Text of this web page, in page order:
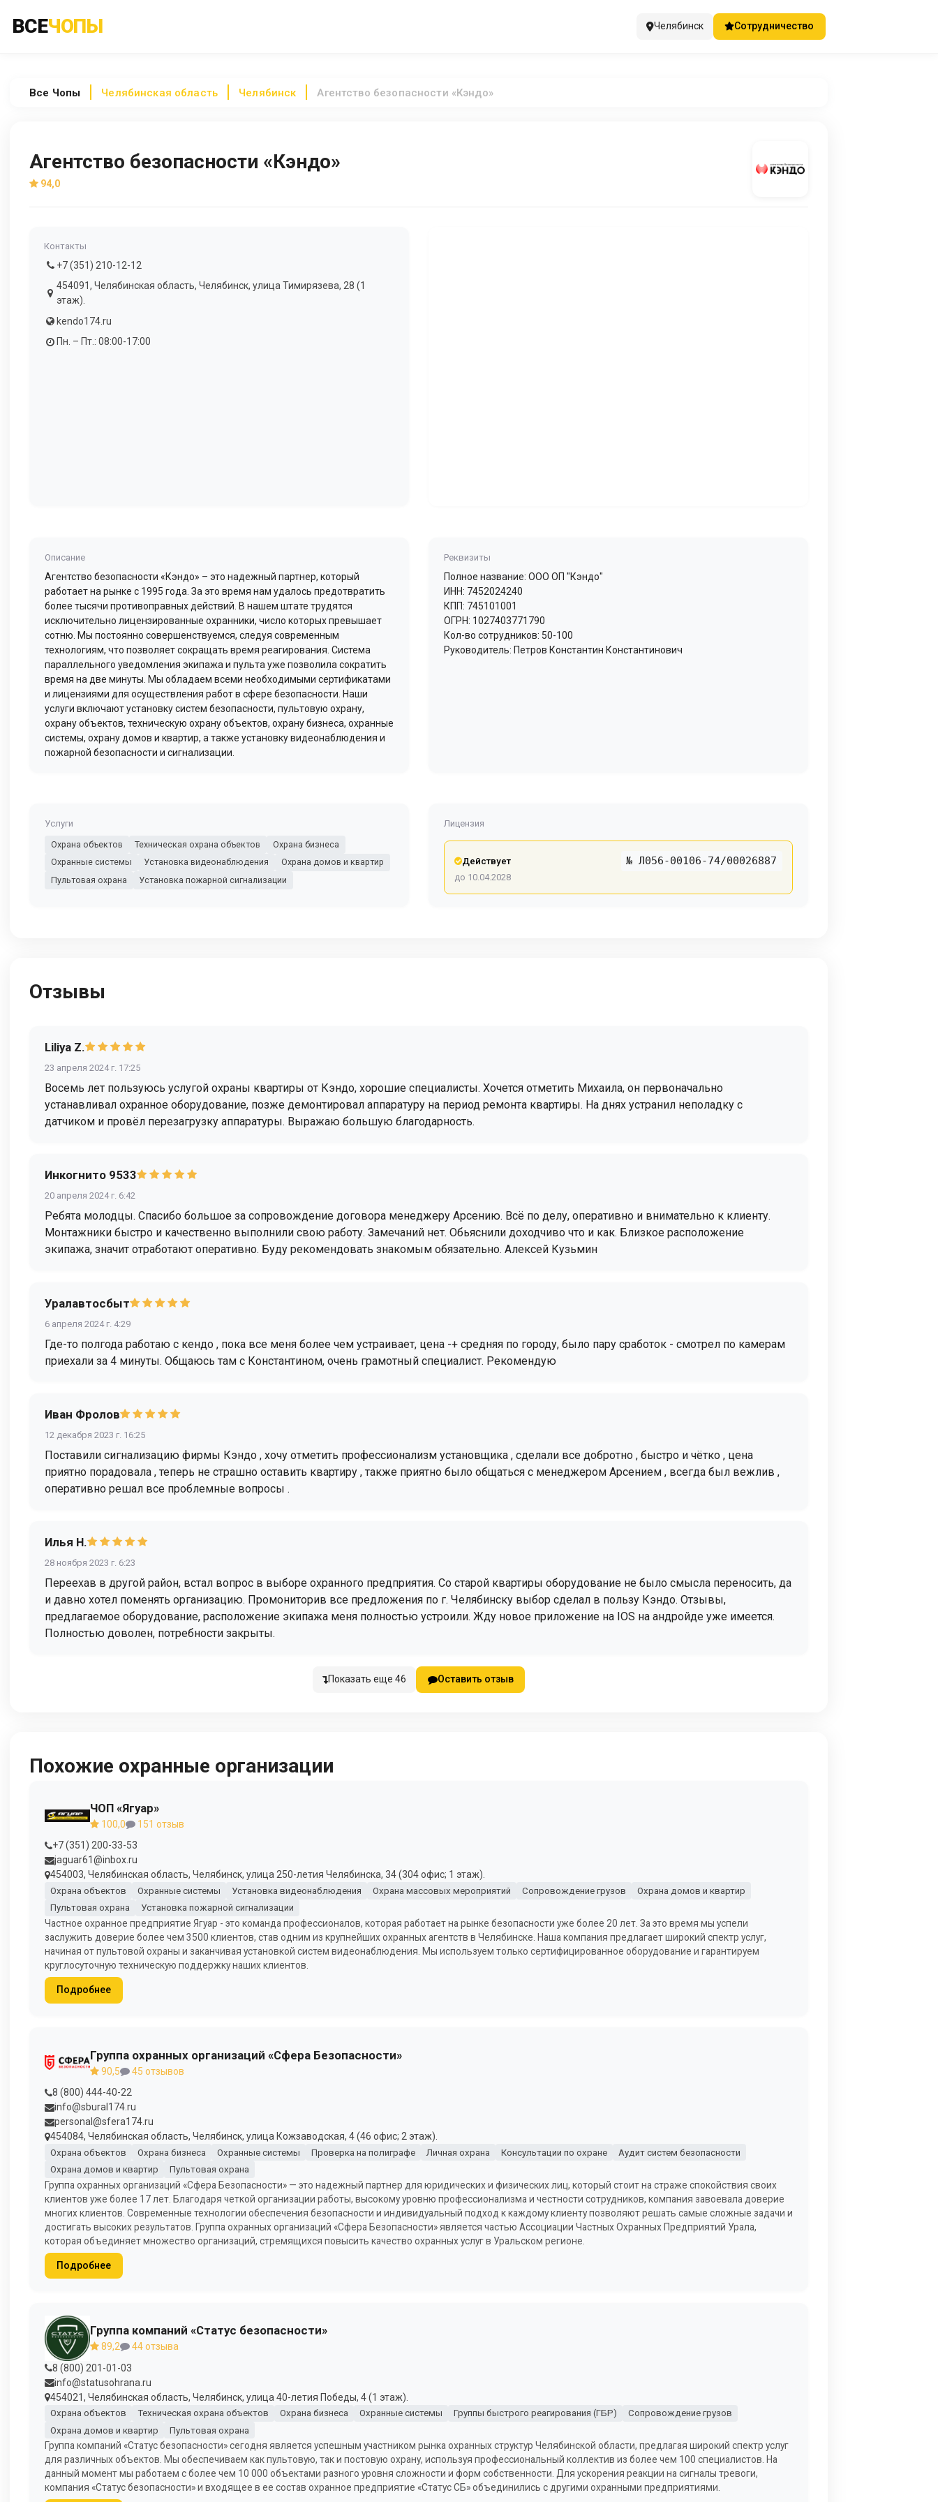
ВСЕЧОПЫ Челябинск Сотрудничество
Все Чопы Челябинская область Челябинск Агентство безопасности «Кэндо»
Агентство безопасности «Кэндо»
94,0
Контакты
+7 (351) 210-12-12
454091, Челябинская область, Челябинск, улица Тимирязева, 28 (1
этаж).
kendo174.ru
Пн. – Пт.: 08:00-17:00
Описание
Агентство безопасности «Кэндо» – это надежный партнер, который
работает на рынке с 1995 года. За это время нам удалось предотвратить
более тысячи противоправных действий. В нашем штате трудятся
исключительно лицензированные охранники, число которых превышает
сотню. Мы постоянно совершенствуемся, следуя современным
технологиям, что позволяет сокращать время реагирования. Система
параллельного уведомления экипажа и пульта уже позволила сократить
время на две минуты. Мы обладаем всеми необходимыми сертификатами
и лицензиями для осуществления работ в сфере безопасности. Наши
услуги включают установку систем безопасности, пультовую охрану,
охрану объектов, техническую охрану объектов, охрану бизнеса, охранные
системы, охрану домов и квартир, а также установку видеонаблюдения и
пожарной безопасности и сигнализации.
Реквизиты
Полное название: ООО ОП "Кэндо"
ИНН: 7452024240
КПП: 745101001
ОГРН: 1027403771790
Кол-во сотрудников: 50-100
Руководитель: Петров Константин Константинович
Услуги
Охрана объектов
Техническая охрана объектов
Охрана бизнеса
Охранные системы
Установка видеонаблюдения
Охрана домов и квартир
Пультовая охрана
Установка пожарной сигнализации
Лицензия
Действует № Л056-00106-74/00026887
до 10.04.2028
Отзывы
Liliya Z.
23 апреля 2024 г. 17:25
Восемь лет пользуюсь услугой охраны квартиры от Кэндо, хорошие специалисты. Хочется отметить Михаила, он первоначально
устанавливал охранное оборудование, позже демонтировал аппаратуру на период ремонта квартиры. На днях устранил неполадку с
датчиком и провёл перезагрузку аппаратуры. Выражаю большую благодарность.
Инкогнито 9533
20 апреля 2024 г. 6:42
Ребята молодцы. Спасибо большое за сопровождение договора менеджеру Арсению. Всё по делу, оперативно и внимательно к клиенту.
Монтажники быстро и качественно выполнили свою работу. Замечаний нет. Обьяснили доходчиво что и как. Близкое расположение
экипажа, значит отработают оперативно. Буду рекомендовать знакомым обязательно. Алексей Кузьмин
Уралавтосбыт
6 апреля 2024 г. 4:29
Где-то полгода работаю с кендо , пока все меня более чем устраивает, цена -+ средняя по городу, было пару сработок - смотрел по камерам
приехали за 4 минуты. Общаюсь там с Константином, очень грамотный специалист. Рекомендую
Иван Фролов
12 декабря 2023 г. 16:25
Поставили сигнализацию фирмы Кэндо , хочу отметить профессионализм установщика , сделали все добротно , быстро и чётко , цена
приятно порадовала , теперь не страшно оставить квартиру , также приятно было общаться с менеджером Арсением , всегда был вежлив ,
оперативно решал все проблемные вопросы .
Илья Н.
28 ноября 2023 г. 6:23
Переехав в другой район, встал вопрос в выборе охранного предприятия. Со старой квартиры оборудование не было смысла переносить, да
и давно хотел поменять организацию. Промониторив все предложения по г. Челябинску выбор сделал в пользу Кэндо. Отзывы,
предлагаемое оборудование, расположение экипажа меня полностью устроили. Жду новое приложение на IOS на андройде уже имеется.
Полностью доволен, потребности закрыты.
Показать еще 46 Оставить отзыв
Похожие охранные организации
ЧОП «Ягуар»
100,0
151 отзыв
+7 (351) 200-33-53
jaguar61@inbox.ru
454003, Челябинская область, Челябинск, улица 250-летия Челябинска, 34 (304 офис; 1 этаж).
Охрана объектов Охранные системы Установка видеонаблюдения Охрана массовых мероприятий Сопровождение грузов
Охрана домов и квартир
Пультовая охрана
Установка пожарной сигнализации
Частное охранное предприятие Ягуар - это команда профессионалов, которая работает на рынке безопасности уже более 20 лет. За это время мы успели
заслужить доверие более чем 3500 клиентов, став одним из крупнейших охранных агентств в Челябинске. Наша компания предлагает широкий спектр услуг,
начиная от пультовой охраны и заканчивая установкой систем видеонаблюдения. Мы используем только сертифицированное оборудование и гарантируем
круглосуточную техническую поддержку наших клиентов.
Подробнее
Группа охранных организаций «Сфера Безопасности»
90,5
45 отзывов
8 (800) 444-40-22
info@sbural174.ru
personal@sfera174.ru
454084, Челябинская область, Челябинск, улица Кожзаводская, 4 (46 офис; 2 этаж).
Охрана объектов Охрана бизнеса Охранные системы Проверка на полиграфе Личная охрана Консультации по охране
Аудит систем безопасности
Охрана домов и квартир
Пультовая охрана
Группа охранных организаций «Сфера Безопасности» — это надежный партнер для юридических и физических лиц, который стоит на страже спокойствия своих
клиентов уже более 17 лет. Благодаря четкой организации работы, высокому уровню профессионализма и честности сотрудников, компания завоевала доверие
многих клиентов. Современные технологии обеспечения безопасности и индивидуальный подход к каждому клиенту позволяют решать самые сложные задачи и
достигать высоких результатов. Группа охранных организаций «Сфера Безопасности» является частью Ассоциации Частных Охранных Предприятий Урала,
которая объединяет множество организаций, стремящихся повысить качество охранных услуг в Уральском регионе.
Подробнее
Группа компаний «Статус безопасности»
89,2
44 отзыва
8 (800) 201-01-03
info@statusohrana.ru
454021, Челябинская область, Челябинск, улица 40-летия Победы, 4 (1 этаж).
Охрана объектов Техническая охрана объектов Охрана бизнеса Охранные системы Группы быстрого реагирования (ГБР)
Сопровождение грузов
Охрана домов и квартир
Пультовая охрана
Группа компаний «Статус безопасности» сегодня является успешным участником рынка охранных структур Челябинской области, предлагая широкий спектр услуг
для различных объектов. Мы обеспечиваем как пультовую, так и постовую охрану, используя профессиональный коллектив из более чем 100 специалистов. На
данный момент мы работаем с более чем 10 000 объектами разного уровня сложности и форм собственности. Для ускорения реакции на сигналы тревоги,
компания «Статус безопасности» и входящее в ее состав охранное предприятие «Статус СБ» объединились с другими охранными предприятиями.